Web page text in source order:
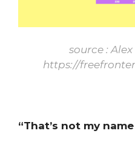
source : Alex
https://
“That’s not my name